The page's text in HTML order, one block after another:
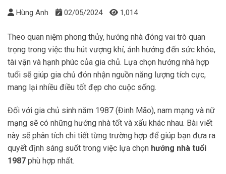
Hùng Anh 02/05/2024 1,014
Theo quan niệm phong thủy, hướng nhà đóng vai trò quan
trọng trong việc thu hút vượng khí, ảnh hưởng đến sức khỏe,
tài vận và hạnh phúc của gia chủ. Lựa chọn hướng nhà hợp
tuổi sẽ giúp gia chủ đón nhận nguồn năng lượng tích cực,
mang lại nhiều điều tốt đẹp cho cuộc sống.
Đối với gia chủ sinh năm 1987 (Đinh Mão), nam mạng và nữ
mạng sẽ có những hướng nhà tốt và xấu khác nhau. Bài viết
này sẽ phân tích chi tiết từng trường hợp để giúp bạn đưa ra
quyết định sáng suốt trong việc lựa chọn hướng nhà tuổi
1987 phù hợp nhất.